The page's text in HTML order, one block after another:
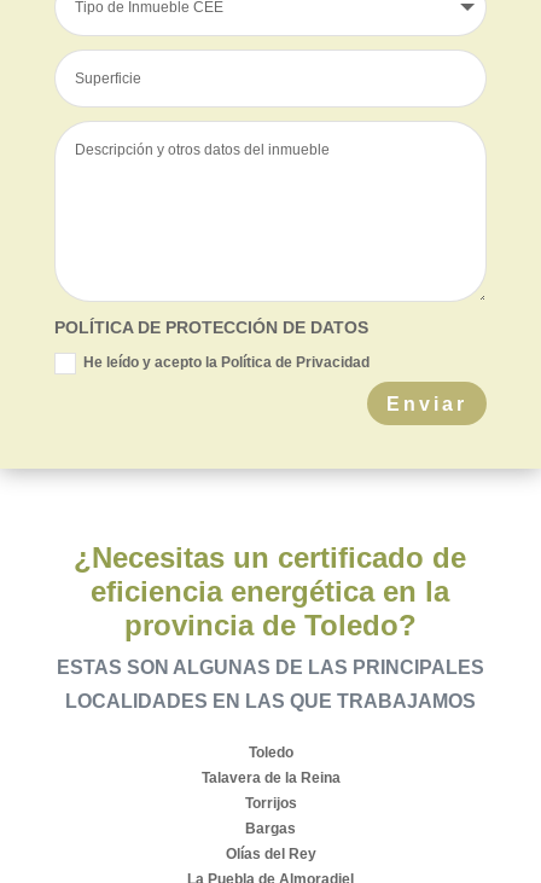
POLÍTICA DE PROTECCIÓN DE DATOS
He leído y acepto la Política de Privacidad
Enviar
¿Necesitas un certificado de
eficiencia energética en la
provincia de Toledo?
ESTAS SON ALGUNAS DE LAS PRINCIPALES
LOCALIDADES EN LAS QUE TRABAJAMOS
Toledo
Talavera de la Reina
Torrijos
Bargas
Olías del Rey
La Puebla de Almoradiel